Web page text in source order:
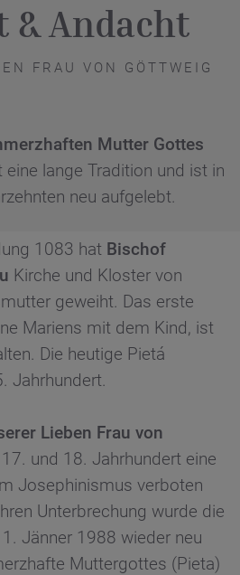
& Andacht
FRAU VON GÖTTWEIG
Mutter Gottes
lange Tradition und ist in
neu aufgelebt.
1083 hat Bischof
Kirche und Kloster von
geweiht. Das erste
Mariens mit dem Kind, ist
Die heutige Pietá
Jahrhundert.
Lieben Frau von
und 18. Jahrhundert eine
Josephinismus verboten
Unterbrechung wurde die
Jänner 1988 wieder neu
Muttergottes (Pieta)